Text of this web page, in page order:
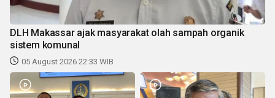
DLH Makassar ajak masyarakat olah sampah organik
sistem komunal
05 August 2026 22:33 WIB